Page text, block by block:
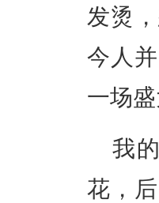
发烫
今人
一场
我
花，